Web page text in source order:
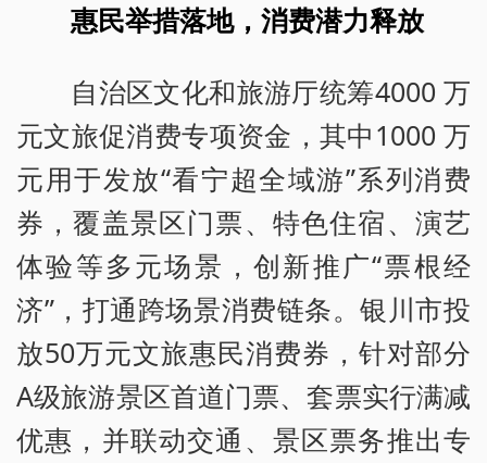
惠民举措落地，消费潜力释放
自治区文化和旅游厅统筹4000 万
元文旅促消费专项资金，其中1000 万
元用于发放“看宁超全域游”系列消费
券，覆盖景区门票、特色住宿、演艺
体验等多元场景，创新推广“票根经
济”，打通跨场景消费链条。银川市投
放50万元文旅惠民消费券，针对部分
A级旅游景区首道门票、套票实行满减
优惠，并联动交通、景区票务推出专